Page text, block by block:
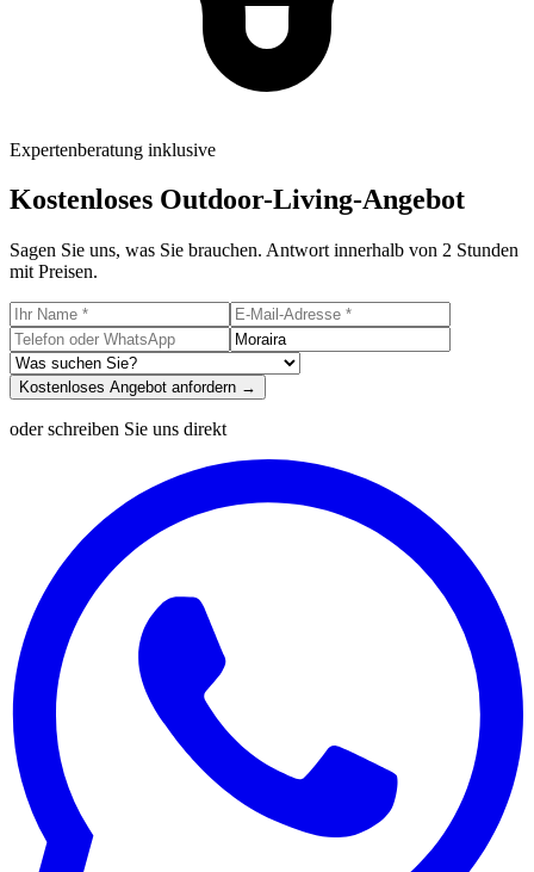
Expertenberatung inklusive
Kostenloses Outdoor-Living-Angebot
Sagen Sie uns, was Sie brauchen. Antwort innerhalb von 2 Stunden
mit Preisen.
Kostenloses Angebot anfordern →
oder schreiben Sie uns direkt